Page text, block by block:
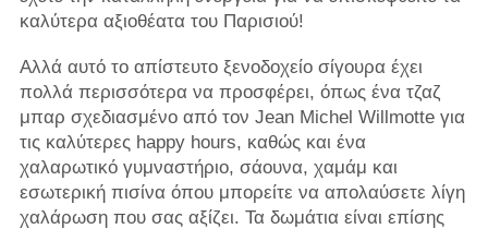
καλύτερα αξιοθέατα του Παρισιού!
Αλλά αυτό το απίστευτο ξενοδοχείο σίγουρα έχει
πολλά περισσότερα να προσφέρει, όπως ένα τζαζ
μπαρ σχεδιασμένο από τον Jean Michel Willmotte για
τις καλύτερες happy hours, καθώς και ένα
χαλαρωτικό γυμναστήριο, σάουνα, χαμάμ και
εσωτερική πισίνα όπου μπορείτε να απολαύσετε λίγη
χαλάρωση που σας αξίζει. Τα δωμάτια είναι επίσης